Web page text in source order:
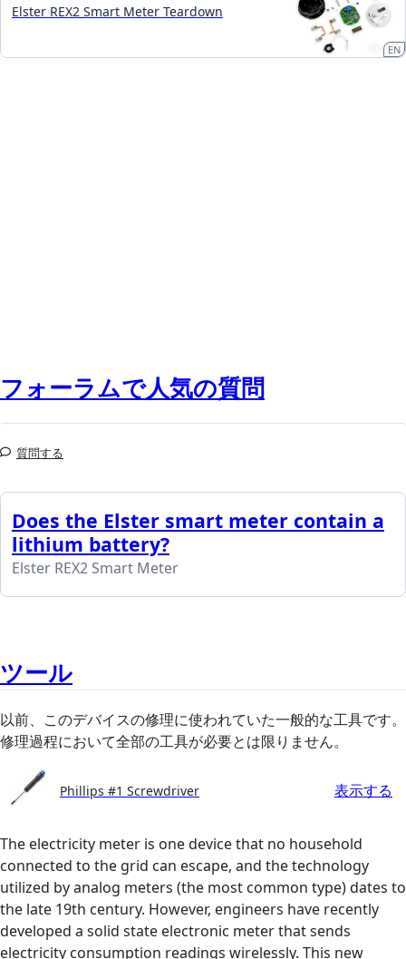
Elster REX2 Smart Meter Teardown
EN
フォーラムで人気の質問
質問する
Does the Elster smart meter contain a
lithium battery?
Elster REX2 Smart Meter
ツール
以前、このデバイスの修理に使われていた一般的な工具です。
修理過程において全部の工具が必要とは限りません。
Phillips #1 Screwdriver 表示する
The electricity meter is one device that no household
connected to the grid can escape, and the technology
utilized by analog meters (the most common type) dates to
the late 19th century. However, engineers have recently
developed a solid state electronic meter that sends
electricity consumption readings wirelessly. This new